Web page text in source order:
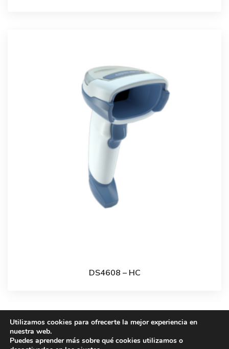
DS4608 – HC
Utilizamos cookies para ofrecerte la mejor experiencia en
nuestra web.
Puedes aprender más sobre qué cookies utilizamos o